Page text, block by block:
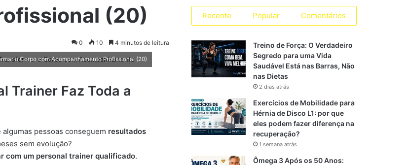
(20)
0 10 4 minutos de leitura
o Corpo com Acompanhamento Profissional (20)
Trainer Faz Toda a
pessoas conseguem resultados
sem evolução?
com um personal trainer qualificado.
Recente Popular Comentários
Treino de Força: O Verdadeiro
Segredo para uma Vida
Saudável Está nas Barras, Não
nas Dietas
2 dias atrás
Exercícios de Mobilidade para
Hérnia de Disco L1: por que
eles podem fazer diferença na
recuperação?
1 semana atrás
Ômega 3 Após os 50 Anos: